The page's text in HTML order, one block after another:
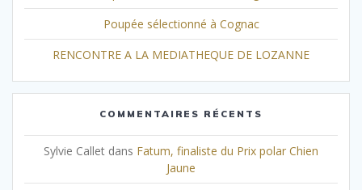
Poupée sélectionné à Cognac
RENCONTRE A LA MEDIATHEQUE DE LOZANNE
COMMENTAIRES RÉCENTS
Sylvie Callet dans Fatum, finaliste du Prix polar Chien
Jaune